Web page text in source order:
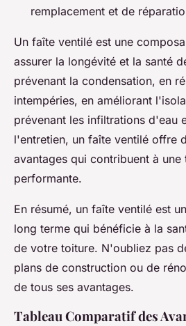
remplacement et de
Un faîte ventilé est une
assurer la longévité et la santé
prévenant la condensation, en
intempéries, en améliorant
prévenant les infiltrations d'eau
l'entretien, un faîte ventilé offre
avantages qui contribuent à
performante.
En résumé, un faîte ventilé est
long terme qui bénéficie à la
de votre toiture. N'oubliez pas
plans de construction ou de
de tous ses avantages.
Tableau Comparatif des